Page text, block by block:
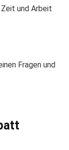
und Arbeit
Fragen und